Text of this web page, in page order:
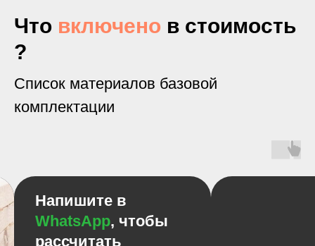
Что включено в стоимость
?
Список материалов базовой
комплектации